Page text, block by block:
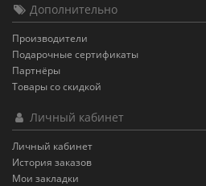
Дополнительно
Производители
Подарочные сертификаты
Партнёры
Товары со скидкой
Личный кабинет
Личный кабинет
История заказов
Мои закладки